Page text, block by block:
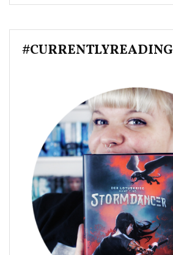
#CURRENTLYREADING